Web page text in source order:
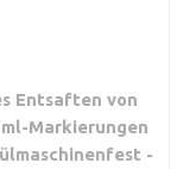
Entsaften von
Markierungen
-